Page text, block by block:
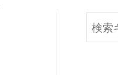
検
索